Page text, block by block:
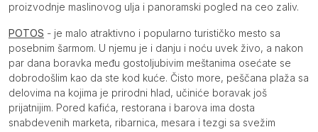
proizvodnje maslinovog ulja i panoramski pogled na ceo zaliv.
POTOS - je malo atraktivno i popularno turističko mesto sa
posebnim šarmom. U njemu je i danju i noću uvek živo, a nakon
par dana boravka među gostoljubivim meštanima osećate se
dobrodošlim kao da ste kod kuće. Čisto more, peščana plaža sa
delovima na kojima je prirodni hlad, učiniće boravak još
prijatnijim. Pored kafića, restorana i barova ima dosta
snabdevenih marketa, ribarnica, mesara i tezgi sa svežim